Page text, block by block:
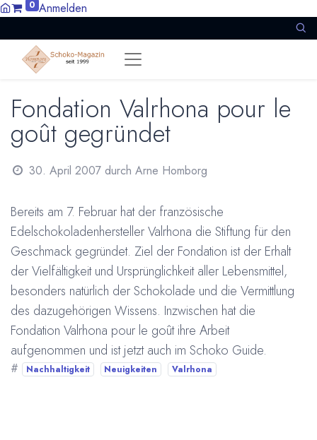
0 Anmelden
Fondation Valrhona pour le
goût gegründet
30. April 2007 durch Arne Homborg
Bereits am 7. Februar hat der französische
Edelschokoladenhersteller Valrhona die Stiftung für den
Geschmack gegründet. Ziel der Fondation ist der Erhalt
der Vielfältigkeit und Ursprünglichkeit aller Lebensmittel,
besonders natürlich der Schokolade und die Vermittlung
des dazugehörigen Wissens. Inzwischen hat die
Fondation Valrhona pour le goût ihre Arbeit
aufgenommen und ist jetzt auch im Schoko Guide.
# Nachhaltigkeit Neuigkeiten Valrhona